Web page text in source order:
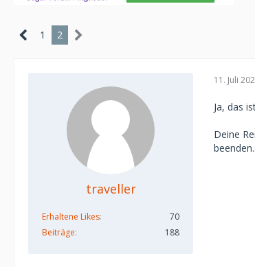
1 2
traveller
Erhaltene Likes
70
Beiträge
188
11. Juli
Ja, das
Deine